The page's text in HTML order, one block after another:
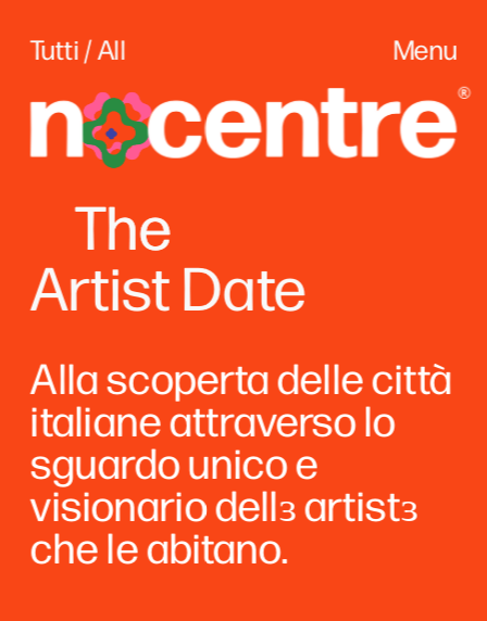
Menu
Tutti / All
The
The
Artist Date
Alla scoperta delle città
italiane attraverso lo
sguardo unico e
visionario dellɜ artistɜ
che le abitano.